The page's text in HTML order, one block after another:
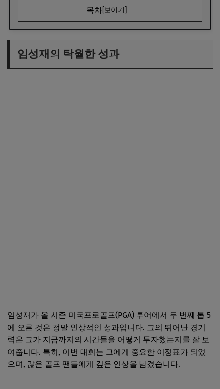
목차[보이기]
경쟁 속의 임성재
임성재의 미래와 전망
임성재의 탁월한 성과
임성재가 올 시즌 미국프로골프(PGA) 투어에서 두 번째 톱 5
에 오른 것은 정말 인상적인 성과입니다. 그의 뛰어난 경기
력은 그가 지금까지의 시간들을 어떻게 투자했는지를 잘 보
여줍니다. 특히, 이번 대회는 그에게 중요한 이정표가 되었
으며, 많은 골프 팬들에게 깊은 인상을 남겼습니다.